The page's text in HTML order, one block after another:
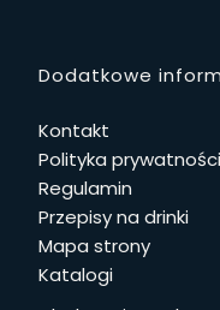
Linki w
Dodatkowe
Kontakt
Polityka prywatności
Regulamin
Przepisy na drinki
Mapa strony
Katalogi